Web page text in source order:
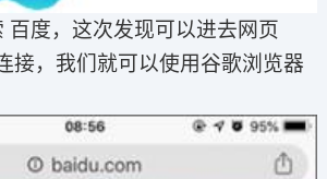
百度，这次发现可以进去网页
接，我们就可以使用谷歌浏览器